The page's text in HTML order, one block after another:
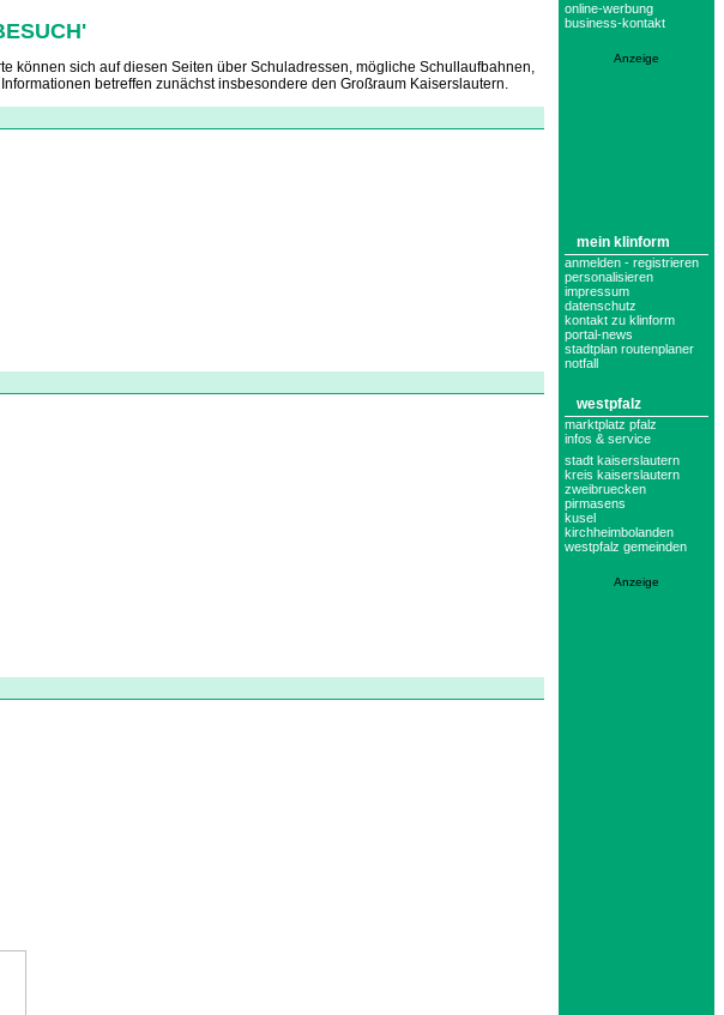
können sich auf diesen Seiten über Schuladressen, mögliche Schullaufbahnen,
betreffen zunächst insbesondere den Großraum Kaiserslautern.
online-werbung
business-kontakt
Anzeige
mein klinform
anmelden - registrieren
personalisieren
impressum
datenschutz
kontakt zu klinform
portal-news
stadtplan routenplaner
notfall
westpfalz
marktplatz pfalz
infos & service
stadt kaiserslautern
kreis kaiserslautern
zweibruecken
pirmasens
kusel
kirchheimbolanden
westpfalz gemeinden
Anzeige